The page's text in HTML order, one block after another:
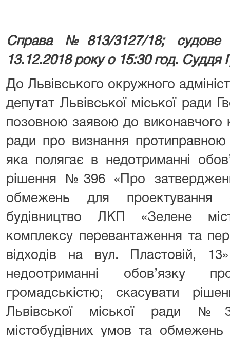
Справа №813/3127/18; судове
13.12.2018 року о 15:30 год. Суддя
До Львівського окружного
депутат Львівської міської ради
позовною заявою до виконавчого
ради про визнання протиправною
яка полягає в недотриманні
рішення №396 «Про
обмежень для проектування
будівництво ЛКП «Зелене
комплексу перевантаження та
відходів на вул. Пластовій,
недоотриманні обов’язку
громадськістю; скасувати
Львівської міської ради
містобудівних умов та обмежень